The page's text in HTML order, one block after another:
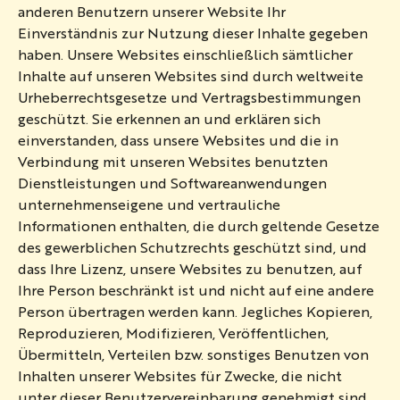
anderen Benutzern unserer Website Ihr
Einverständnis zur Nutzung dieser Inhalte gegeben
haben. Unsere Websites einschließlich sämtlicher
Inhalte auf unseren Websites sind durch weltweite
Urheberrechtsgesetze und Vertragsbestimmungen
geschützt. Sie erkennen an und erklären sich
einverstanden, dass unsere Websites und die in
Verbindung mit unseren Websites benutzten
Dienstleistungen und Softwareanwendungen
unternehmenseigene und vertrauliche
Informationen enthalten, die durch geltende Gesetze
des gewerblichen Schutzrechts geschützt sind, und
dass Ihre Lizenz, unsere Websites zu benutzen, auf
Ihre Person beschränkt ist und nicht auf eine andere
Person übertragen werden kann. Jegliches Kopieren,
Reproduzieren, Modifizieren, Veröffentlichen,
Übermitteln, Verteilen bzw. sonstiges Benutzen von
Inhalten unserer Websites für Zwecke, die nicht